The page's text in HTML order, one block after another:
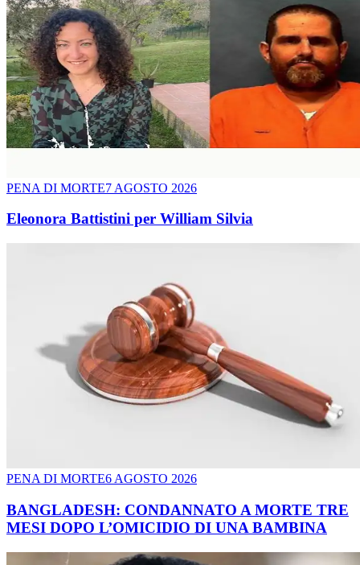
PENA DI MORTE7 AGOSTO 2026
Eleonora Battistini per William Silvia
PENA DI MORTE6 AGOSTO 2026
BANGLADESH: CONDANNATO A MORTE TRE
MESI DOPO L’OMICIDIO DI UNA BAMBINA